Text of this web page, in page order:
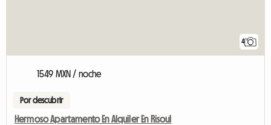
4
1549 MXN / noche
Por descubrir
Hermoso Apartamento En Alquiler En Risoul